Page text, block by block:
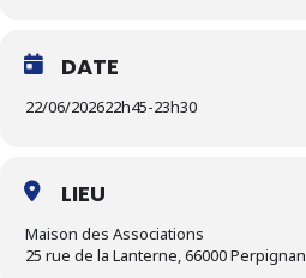
DATE
22/06/202622h45-23h30
LIEU
Maison des Associations
25 rue de la Lanterne, 66000 Perpignan